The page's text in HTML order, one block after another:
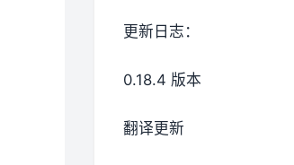
更新日志：
0.18.4 版本
翻译更新